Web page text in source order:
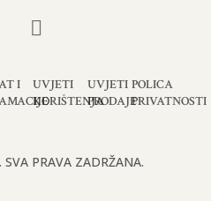
I
UVJETI
KORIŠTENJA
UVJETI
PRODAJE
POLICA
PRIVATNOSTI
PRAVA ZADRŽANA.